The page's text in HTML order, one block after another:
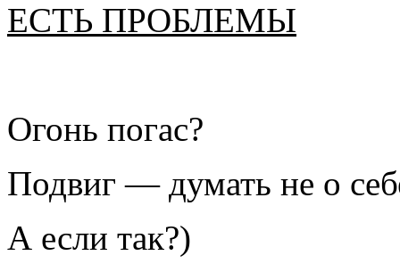
ЕСТЬ ПРОБЛЕМЫ
Огонь погас?
Подвиг — думать не о
А если так?)